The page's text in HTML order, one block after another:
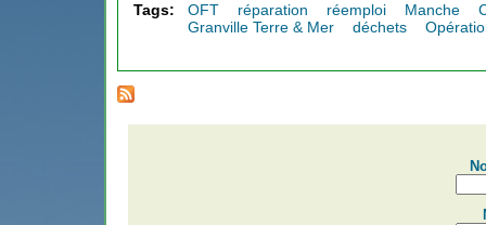
Tags: OFT réparation réemploi Manche
Granville Terre & Mer
déchets